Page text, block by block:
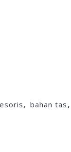
, bahan tas ,